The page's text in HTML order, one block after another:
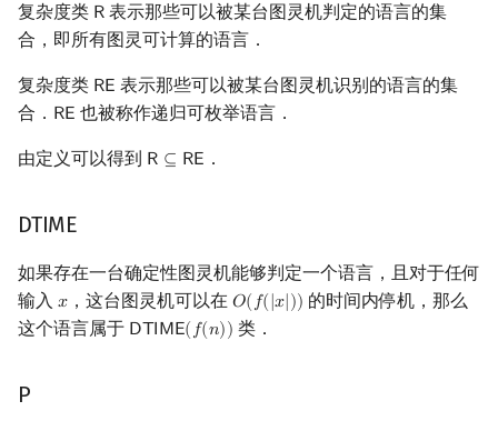
复杂度类 𝖱
R 表示那些可以被某台图灵机判定的语言的集
合，即所有图灵可计算的语言．
复杂度类 𝖱𝖤
RE 表示那些可以被某台图灵机识别的语言的集
合． 𝖱𝖤
RE 也被称作递归可枚举语言．
由定义可以得到 𝖱 ⊆ 𝖱𝖤
R ⊆RE ．
DTIME
如果存在一台确定性图灵机能够判定一个语言，且对于任何
输入 𝑥
x ，这台图灵机可以在𝑂(𝑓(|𝑥|))
O(f(|x|) )
的时间内停机，那么
这个语言属于 𝖣 𝖳𝖨𝖬𝖤(𝑓(𝑛))
DTIME(f(n)) 类．
P